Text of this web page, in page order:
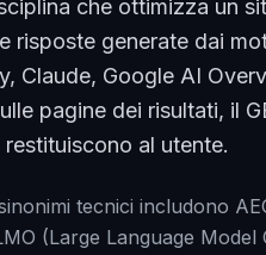
che ottimizza un
risposte generate dai
Claude, Google AI
pagine dei risultati, il
al utente.
tecnici includono
(Large Language Model